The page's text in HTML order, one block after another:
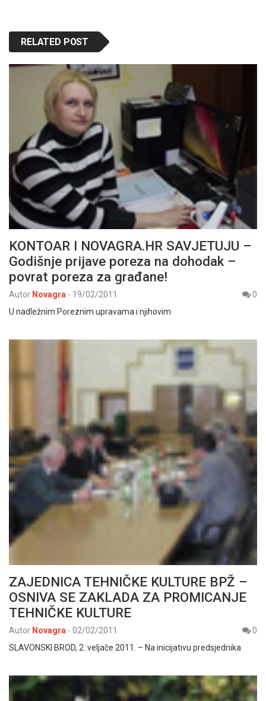
RELATED POST
KONTOAR I NOVAGRA.HR SAVJETUJU –
Godišnje prijave poreza na dohodak –
povrat poreza za građane!
Autor Novagra - 19/02/2011
0
U nadležnim Poreznim upravama i njihovim
ZAJEDNICA TEHNIČKE KULTURE BPŽ –
OSNIVA SE ZAKLADA ZA PROMICANJE
TEHNIČKE KULTURE
Autor Novagra - 02/02/2011
0
SLAVONSKI BROD, 2. veljače 2011. – Na inicijativu predsjednika